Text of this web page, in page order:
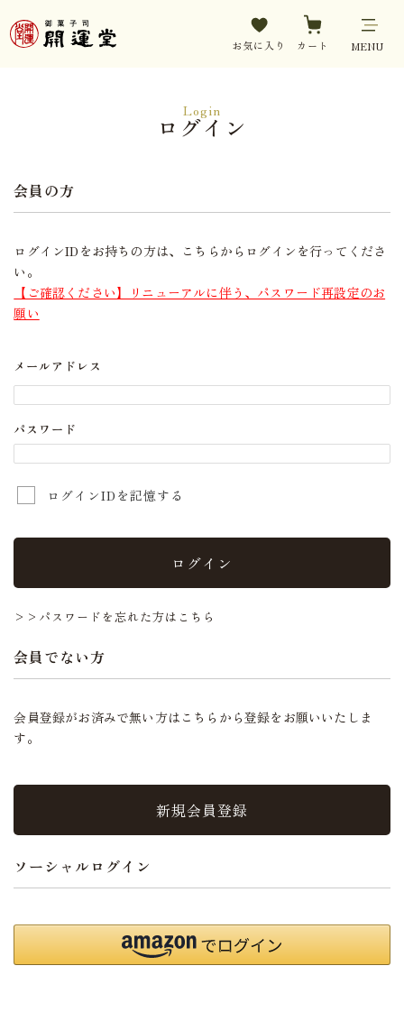
お気に入り カート MENU
Login
ログイン
会員の方
ログインIDをお持ちの方は、こちらからログインを行ってくださ
い。
【ご確認ください】リニューアルに伴う、パスワード再設定のお
願い
メールアドレス
パスワード
ログインIDを記憶する
ログイン
>>パスワードを忘れた方はこちら
会員でない方
会員登録がお済みで無い方はこちらから登録をお願いいたしま
す。
新規会員登録
ソーシャルログイン